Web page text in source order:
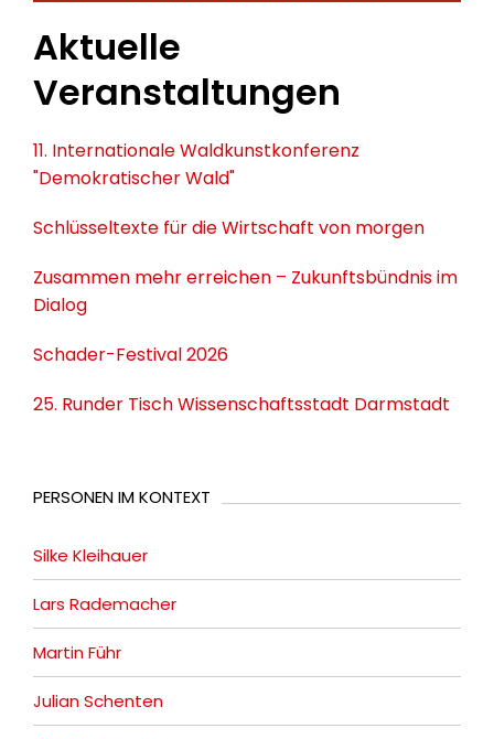
Aktuelle
Veranstaltungen
11. Internationale Waldkunstkonferenz
"Demokratischer Wald"
Schlüsseltexte für die Wirtschaft von morgen
Zusammen mehr erreichen – Zukunftsbündnis im
Dialog
Schader-Festival 2026
25. Runder Tisch Wissenschaftsstadt Darmstadt
PERSONEN IM KONTEXT
Silke Kleihauer
Lars Rademacher
Martin Führ
Julian Schenten